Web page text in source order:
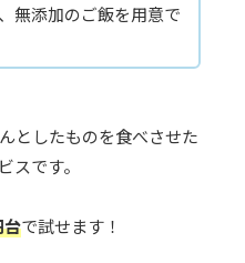
無添加のご飯を用意で
としたものを食べさせた
スです。
で試せます！